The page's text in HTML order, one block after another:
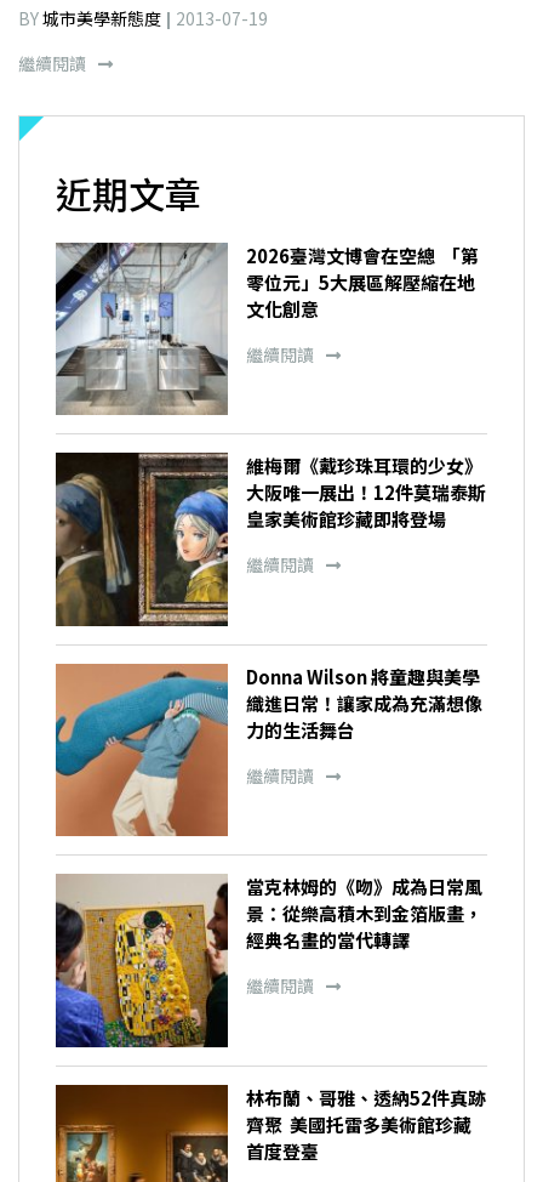
BY城市美學新態度
2013-07-19
繼續閱讀
近期文章
2026臺灣文博會在空總 「第
零位元」5大展區解壓縮在地
文化創意
繼續閱讀
維梅爾《戴珍珠耳環的少女》
大阪唯一展出！12件莫瑞泰斯
皇家美術館珍藏即將登場
繼續閱讀
Donna Wilson 將童趣與美學
織進日常！讓家成為充滿想像
力的生活舞台
繼續閱讀
當克林姆的《吻》成為日常風
景：從樂高積木到金箔版畫，
經典名畫的當代轉譯
繼續閱讀
林布蘭、哥雅、透納52件真跡
齊聚 美國托雷多美術館珍藏
首度登臺